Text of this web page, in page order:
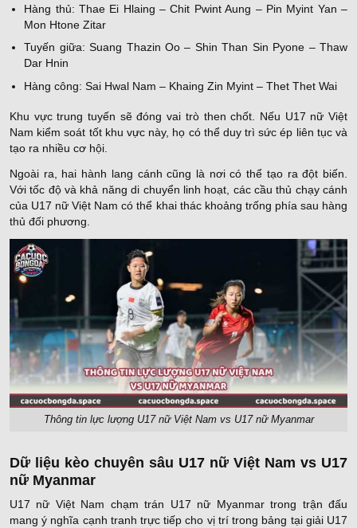
Hàng thủ: Thae Ei Hlaing – Chit Pwint Aung – Pin Myint Yan –
Mon Htone Zitar
Tuyến giữa: Suang Thazin Oo – Shin Than Sin Pyone – Thaw
Dar Hnin
Hàng công: Sai Hwal Nam – Khaing Zin Myint – Thet Thet Wai
Khu vực trung tuyến sẽ đóng vai trò then chốt. Nếu U17 nữ Việt
Nam kiểm soát tốt khu vực này, họ có thể duy trì sức ép liên tục và
tạo ra nhiều cơ hội.
Ngoài ra, hai hành lang cánh cũng là nơi có thể tạo ra đột biến.
Với tốc độ và khả năng di chuyển linh hoạt, các cầu thủ chạy cánh
của U17 nữ Việt Nam có thể khai thác khoảng trống phía sau hàng
thủ đối phương.
Thông tin lực lượng U17 nữ Việt Nam vs U17 nữ Myanmar
Dữ liệu kèo chuyên sâu U17 nữ Việt Nam vs U17
nữ Myanmar
U17 nữ Việt Nam chạm trán U17 nữ Myanmar trong trận đấu
mang ý nghĩa cạnh tranh trực tiếp cho vị trí trong bảng tại giải U17